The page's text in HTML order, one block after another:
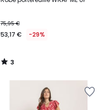
75,95 €
53,17 € -29%
3
/